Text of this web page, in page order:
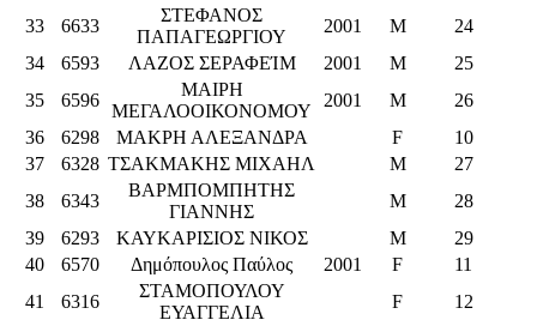
33 6633
ΣΤΕΦΑΝΟΣ
ΠΑΠΑΓΕΩΡΓΙΟΥ
2001 M
24
34
6593 ΛΑΖΟΣ ΣΕΡΑΦΕΊΜ 2001 M
25
35
6596
ΜΑΙΡΗ
ΜΕΓΑΛΟΟΙΚΟΝΟΜΟΥ
2001 M
26
36
6298 ΜΑΚΡΗ ΑΛΕΞΑΝΔΡΑ F
10
37
6328 ΤΣΑΚΜΑΚΗΣ ΜΙΧΑΗΛ M
27
38
6343
ΒΑΡΜΠΟΜΠΗΤΗΣ
ΓΙΑΝΝΗΣ
M
28
39
6293 ΚΑΥΚΑΡΙΣΙΟΣ ΝΙΚΟΣ M
29
40
6570 Δημόπουλος Παύλος 2001 F
11
41
6316
ΣΤΑΜΟΠΟΥΛΟΥ
ΕΥΑΓΓΕΛΙΑ
F 12